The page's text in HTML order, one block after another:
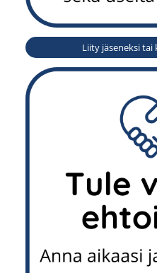
Liity jäseneksi tai